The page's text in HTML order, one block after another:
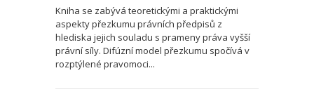
Kniha se zabývá teoretickými a praktickými
aspekty přezkumu právních předpisů z
hlediska jejich souladu s prameny práva vyšší
právní síly. Difúzní model přezkumu spočívá v
rozptýlené pravomoci...